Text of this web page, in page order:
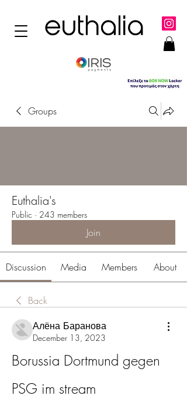
Groups
Euthalia's
Public · 243 members
Join
Discussion Media Members About
Back
Алёна Баранова
December 13, 2023
Borussia Dortmund gegen
PSG im stream